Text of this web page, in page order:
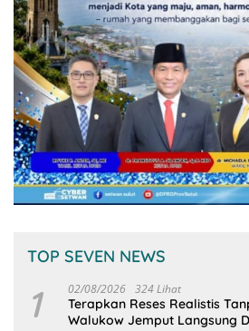
TOP SEVEN NEWS
1 02/08/2026 324 Lihat
Terapkan Reses Realistis
Walukow Jemput Langsung